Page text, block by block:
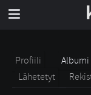
Profiili Albumi
Lähetetyt